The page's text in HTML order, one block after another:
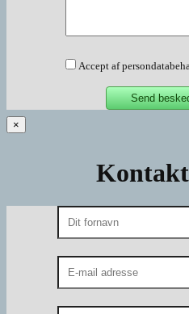
Accept af
×